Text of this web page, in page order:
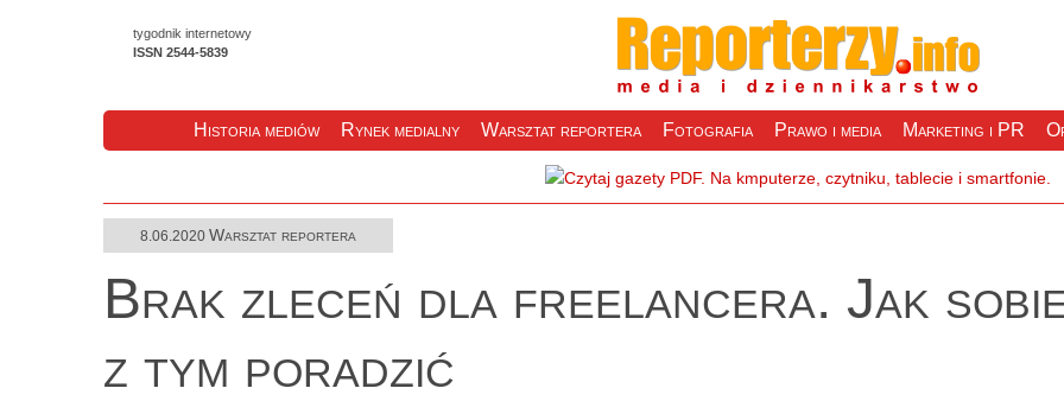
Historia mediów Rynek medialny Warsztat reportera Fotografia Prawo i media Marketing i PR
tygodnik internetowy
ISSN 2544-5839
8.06.2020 Warsztat reportera
Brak zleceń dla freelancera. Jak
z tym poradzić